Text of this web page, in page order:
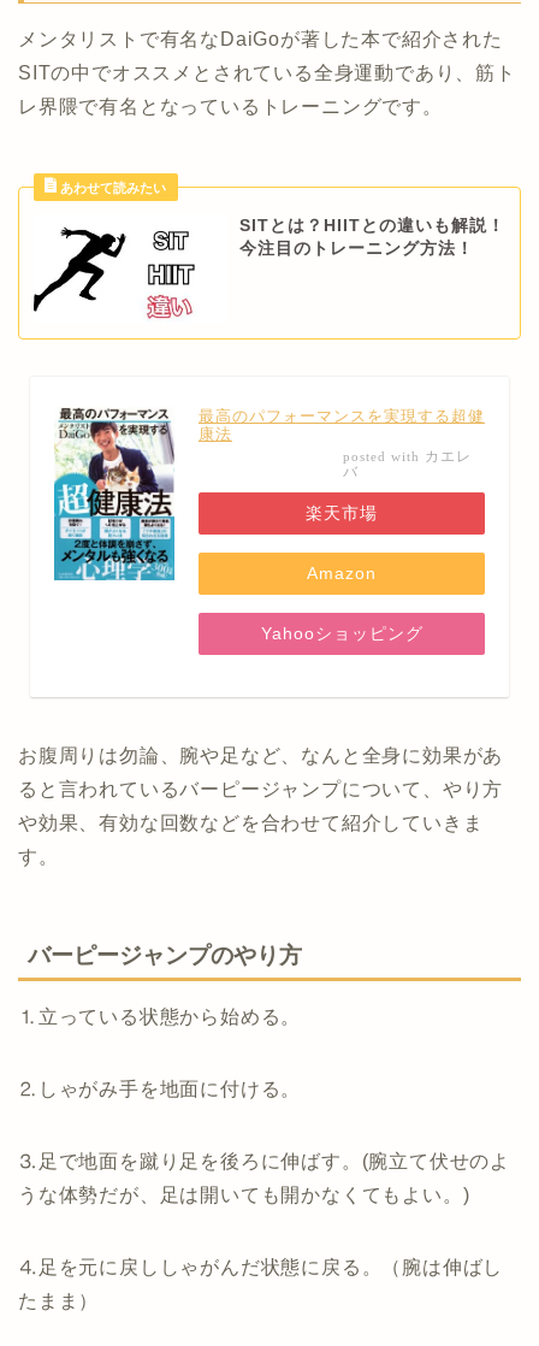
メンタリストで有名なDaiGoが著した本で紹介された
SITの中でオススメとされている全身運動であり、筋ト
レ界隈で有名となっているトレーニングです。
SITとは？HIITとの違いも解説！
今注目のトレーニング方法！
最高のパフォーマンスを実現する超健
康法
posted with カエレ
バ
楽天市場
Amazon
Yahooショッピング
お腹周りは勿論、腕や足など、なんと全身に効果があ
ると言われているバーピージャンプについて、やり方
や効果、有効な回数などを合わせて紹介していきま
す。
バーピージャンプのやり方
⒈立っている状態から始める。
⒉しゃがみ手を地面に付ける。
⒊足で地面を蹴り足を後ろに伸ばす。(腕立て伏せのよ
うな体勢だが、足は開いても開かなくてもよい。)
⒋足を元に戻ししゃがんだ状態に戻る。（腕は伸ばし
たまま）